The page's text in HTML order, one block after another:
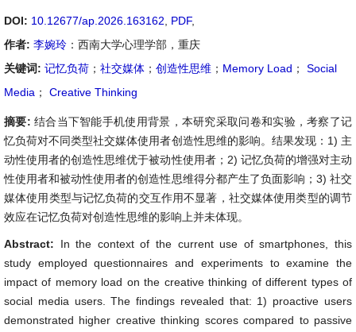
DOI: 10.12677/ap.2026.163162 PDF,
作者: 李婉玲 ：西南大学心理学部，重庆
关键词: 记忆负荷 ； 社交媒体 ； 创造性思维 ； Memory Load ；
Social
Media ； Creative Thinking
摘要: 结合当下智能手机使用背景，本研究采取问卷和实验，考察了记
忆负荷对不同类型社交媒体使用者创造性思维的影响。结果发现：1) 主
动性使用者的创造性思维优于被动性使用者；2) 记忆负荷的增强对主动
性使用者和被动性使用者的创造性思维得分都产生了负面影响；3) 社交
媒体使用类型与记忆负荷的交互作用不显著，社交媒体使用类型的调节
效应在记忆负荷对创造性思维的影响上并未体现。
Abstract: In the context of the current use of smartphones, this
study employed questionnaires and experiments to examine the
impact of memory load on the creative thinking of different types of
social media users. The findings revealed that: 1) proactive users
demonstrated higher creative thinking scores compared to passive